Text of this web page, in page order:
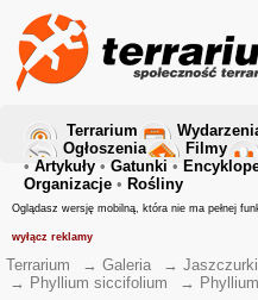
Terrarium
Ogłoszenia
Filmy
• Artykuły • Gatunki •
Organizacje • Rośliny
Oglądasz wersję mobilną, która nie ma pełnej
wyłącz reklamy
Terrarium → Galeria →
→ Phyllium siccifolium →